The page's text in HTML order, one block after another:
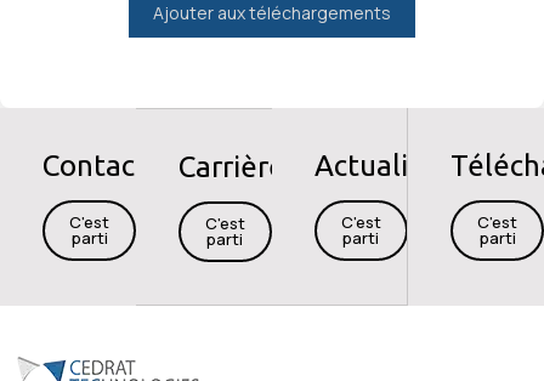
Ajouter aux téléchargements
Contact
C'est
parti
Carrières
C'est
parti
Actualités
C'est
parti
C'est
parti